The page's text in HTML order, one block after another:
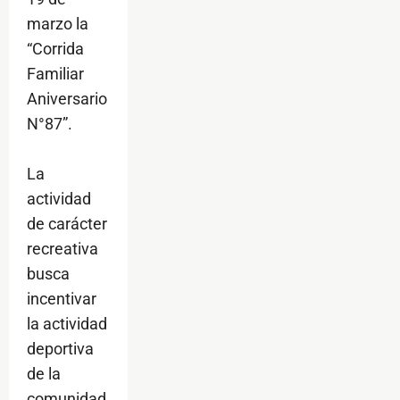
marzo la
“Corrida
Familiar
Aniversario
N°87”.
La
actividad
de carácter
recreativa
busca
incentivar
la actividad
deportiva
de la